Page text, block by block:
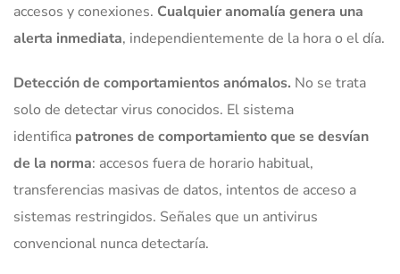
accesos y conexiones. Cualquier anomalía genera una
alerta inmediata, independientemente de la hora o el día.
Detección de comportamientos anómalos. No se trata
solo de detectar virus conocidos. El sistema
identifica patrones de comportamiento que se desvían
de la norma: accesos fuera de horario habitual,
transferencias masivas de datos, intentos de acceso a
sistemas restringidos. Señales que un antivirus
convencional nunca detectaría.